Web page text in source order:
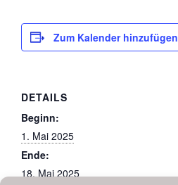
Zum Kalender hinzufügen
DETAILS
Beginn:
1. Mai 2025
Ende:
18. Mai 2025